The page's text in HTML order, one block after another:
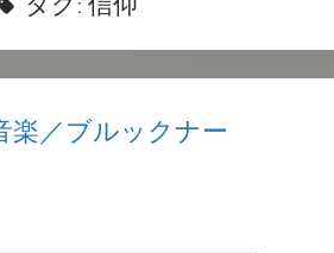
タグ: 信仰
楽／ブルックナー